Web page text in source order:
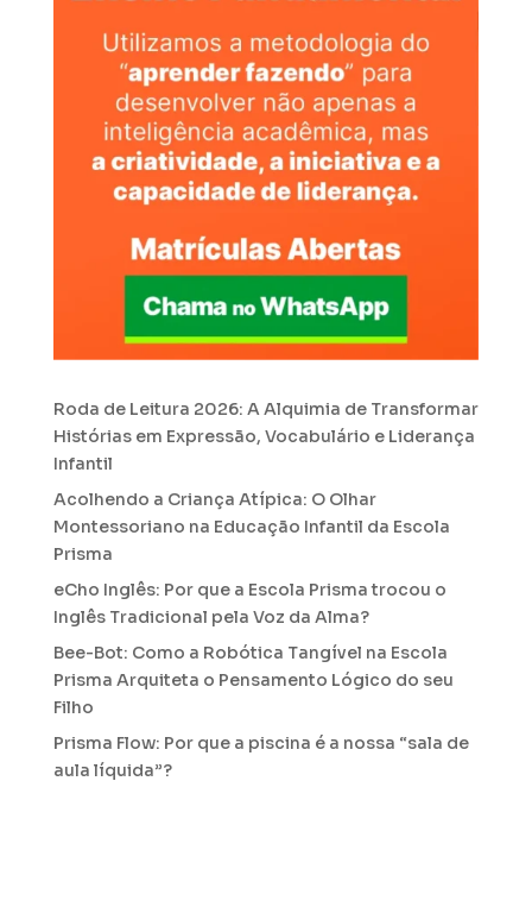
Roda de Leitura 2026: A Alquimia de Transformar
Histórias em Expressão, Vocabulário e Liderança
Infantil
Acolhendo a Criança Atípica: O Olhar
Montessoriano na Educação Infantil da Escola
Prisma
eCho Inglês: Por que a Escola Prisma trocou o
Inglês Tradicional pela Voz da Alma?
Bee-Bot: Como a Robótica Tangível na Escola
Prisma Arquiteta o Pensamento Lógico do seu
Filho
Prisma Flow: Por que a piscina é a nossa “sala de
aula líquida”?